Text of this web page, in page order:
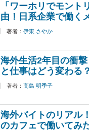
「ワーホリでモント
由！日系企業で働く
著者： 伊東 さやか
海外生活2年目の衝
と仕事はどう変わる？
著者： 高島 明季子
海外バイトのリアル
のカフェで働いてみ